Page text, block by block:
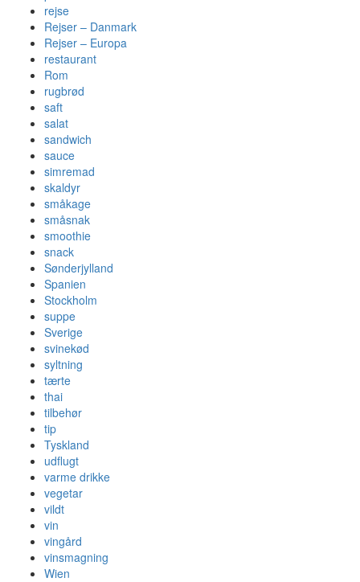
rejse
Rejser – Danmark
Rejser – Europa
restaurant
Rom
rugbrød
saft
salat
sandwich
sauce
simremad
skaldyr
småkage
småsnak
smoothie
snack
Sønderjylland
Spanien
Stockholm
suppe
Sverige
svinekød
syltning
tærte
thai
tilbehør
tip
Tyskland
udflugt
varme drikke
vegetar
vildt
vin
vingård
vinsmagning
Wien